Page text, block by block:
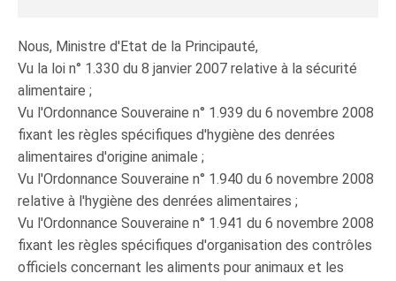
Nous, Ministre d'Etat de la Principauté,
Vu la loi n° 1.330 du 8 janvier 2007 relative à la sécurité
alimentaire ;
Vu l'Ordonnance Souveraine n° 1.939 du 6 novembre 2008
fixant les règles spécifiques d'hygiène des denrées
alimentaires d'origine animale ;
Vu l'Ordonnance Souveraine n° 1.940 du 6 novembre 2008
relative à l'hygiène des denrées alimentaires ;
Vu l'Ordonnance Souveraine n° 1.941 du 6 novembre 2008
fixant les règles spécifiques d'organisation des contrôles
officiels concernant les aliments pour animaux et les